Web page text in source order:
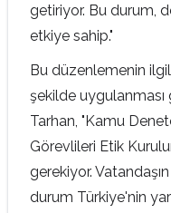
getiriyor. Bu durum,
etkiye sahip."
Bu düzenlemenin
şekilde uygulanması
Tarhan, "Kamu
Görevlileri Etik
gerekiyor.
durum Türkiye'nin